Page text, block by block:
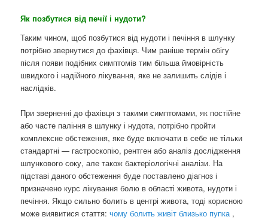
Як позбутися від печії і нудоти?
Таким чином, щоб позбутися від нудоти і печіння в шлунку
потрібно звернутися до фахівця. Чим раніше термін обігу
після появи подібних симптомів тим більша ймовірність
швидкого і надійного лікування, яке не залишить слідів і
наслідків.
При зверненні до фахівця з такими симптомами, як постійне
або часте паління в шлунку і нудота, потрібно пройти
комплексне обстеження, яке буде включати в себе не тільки
стандартні — гастроскопію, рентген або аналіз дослідження
шлункового соку, але також бактеріологічні аналізи. На
підставі даного обстеження буде поставлено діагноз і
призначено курс лікування болю в області живота, нудоти і
печіння. Якщо сильно болить в центрі живота, тоді корисною
може виявитися стаття:чому болить живіт близько пупка ,